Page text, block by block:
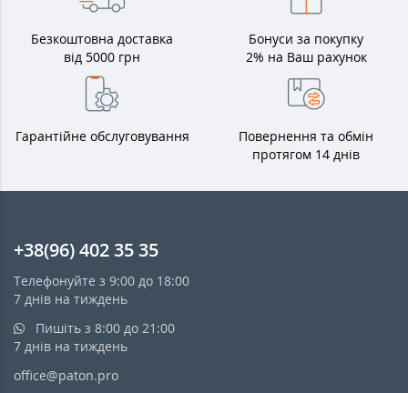
Безкоштовна доставка
від 5000 грн
Бонуси за покупку
2% на Ваш рахунок
Гарантійне обслуговування
Повернення та обмін
протягом 14 днів
+38(96) 402 35 35
Телефонуйте з 9:00 до 18:00
7 днів на тиждень
Пишіть з 8:00 до 21:00
7 днів на тиждень
office@paton.pro